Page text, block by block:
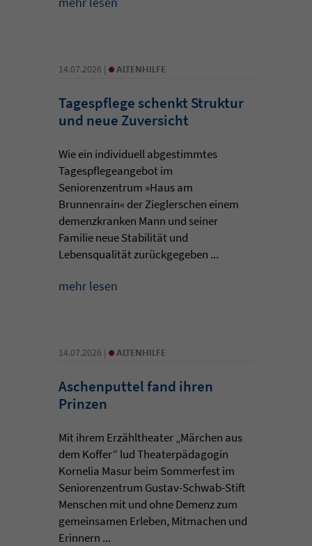
14.07.2026 | • ALTENHILFE
Tagespflege schenkt Struktur
und neue Zuversicht
Wie ein individuell abgestimmtes
Tagespflegeangebot im
Seniorenzentrum »Haus am
Brunnenrain« der Zieglerschen einem
demenzkranken Mann und seiner
Familie neue Stabilität und
Lebensqualität zurückgegeben ...
mehr lesen
14.07.2026 | • ALTENHILFE
Aschenputtel fand ihren
Prinzen
Mit ihrem Erzähltheater „Märchen aus
dem Koffer“ lud Theaterpädagogin
Kornelia Masur beim Sommerfest im
Seniorenzentrum Gustav-Schwab-Stift
Menschen mit und ohne Demenz zum
gemeinsamen Erleben, Mitmachen und
Erinnern ...